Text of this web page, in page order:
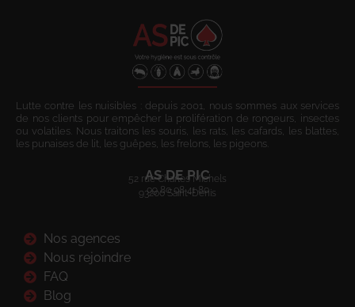
Lutte contre les nuisibles : depuis 2001, nous sommes aux services
de nos clients pour empêcher la prolifération de rongeurs, insectes
ou volatiles. Nous traitons les souris, les rats, les cafards, les blattes,
les punaises de lit, les guêpes, les frelons, les pigeons.
AS DE PIC
52 rue Charles Michels
93200 Saint-Denis
09 80 08 41 80
Nos agences
Nous rejoindre
FAQ
Blog